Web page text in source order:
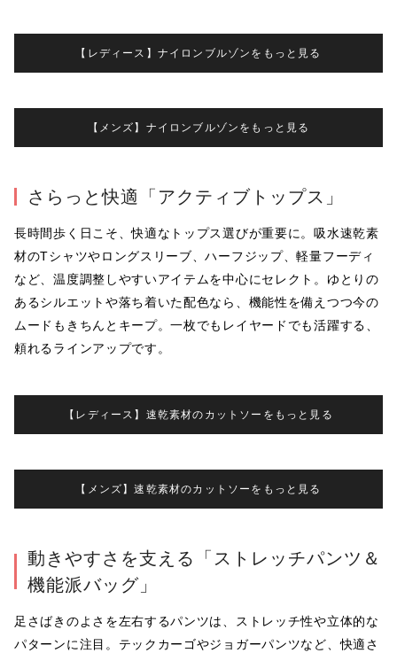
【レディース】ナイロンブルゾンをもっと見る
【メンズ】ナイロンブルゾンをもっと見る
さらっと快適「アクティブトップス」
長時間歩く日こそ、快適なトップス選びが重要に。吸水速乾素
材のTシャツやロングスリーブ、ハーフジップ、軽量フーディ
など、温度調整しやすいアイテムを中心にセレクト。ゆとりの
あるシルエットや落ち着いた配色なら、機能性を備えつつ今の
ムードもきちんとキープ。一枚でもレイヤードでも活躍する、
頼れるラインアップです。
【レディース】速乾素材のカットソーをもっと見る
【メンズ】速乾素材のカットソーをもっと見る
動きやすさを支える「ストレッチパンツ＆
機能派バッグ」
足さばきのよさを左右するパンツは、ストレッチ性や立体的な
パターンに注目。テックカーゴやジョガーパンツなど、快適さ